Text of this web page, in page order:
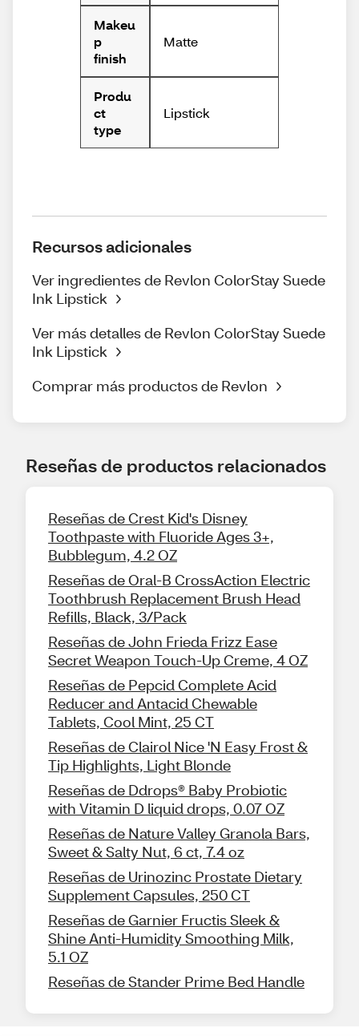
Makeu
p
finish
Matte
Produ
ct
type
Lipstick
Recursos adicionales
Ver ingredientes de Revlon ColorStay Suede
Ink Lipstick
Ver más detalles de Revlon ColorStay Suede
Ink Lipstick
Comprar más productos de Revlon
Reseñas de productos relacionados
Reseñas de Crest Kid's Disney
Toothpaste with Fluoride Ages 3+,
Bubblegum, 4.2 OZ
Reseñas de Oral-B CrossAction Electric
Toothbrush Replacement Brush Head
Refills, Black, 3/Pack
Reseñas de John Frieda Frizz Ease
Secret Weapon Touch-Up Creme, 4 OZ
Reseñas de Pepcid Complete Acid
Reducer and Antacid Chewable
Tablets, Cool Mint, 25 CT
Reseñas de Clairol Nice 'N Easy Frost &
Tip Highlights, Light Blonde
Reseñas de Ddrops® Baby Probiotic
with Vitamin D liquid drops, 0.07 OZ
Reseñas de Nature Valley Granola Bars,
Sweet & Salty Nut, 6 ct, 7.4 oz
Reseñas de Urinozinc Prostate Dietary
Supplement Capsules, 250 CT
Reseñas de Garnier Fructis Sleek &
Shine Anti-Humidity Smoothing Milk,
5.1 OZ
Reseñas de Stander Prime Bed Handle